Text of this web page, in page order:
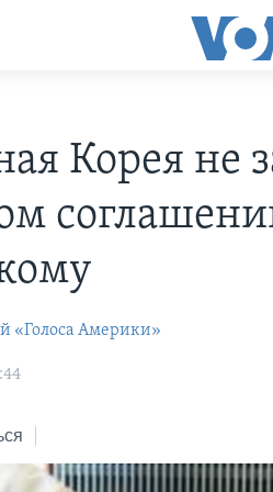
Корея не
«Голоса Америки»